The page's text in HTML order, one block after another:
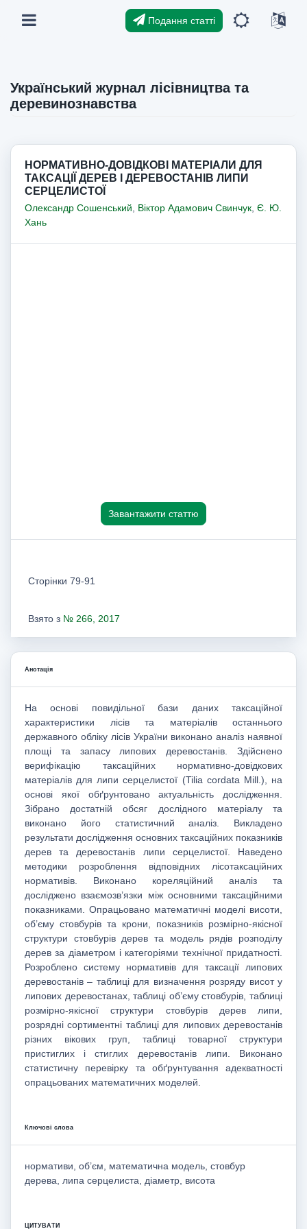
Подання статті
Український журнал лісівництва та
деревинознавства
НОРМАТИВНО-ДОВІДКОВІ МАТЕРІАЛИ ДЛЯ
ТАКСАЦІЇ ДЕРЕВ І ДЕРЕВОСТАНІВ ЛИПИ
СЕРЦЕЛИСТОЇ
Олександр Сошенський Віктор Адамович Свинчук Є. Ю.
Хань
Завантажити статтю
Сторінки 79-91
Взято з № 266, 2017
Анотація
На основі повидільної бази даних таксаційної
характеристики лісів та матеріалів останнього
державного обліку лісів України виконано аналіз наявної
площі та запасу липових деревостанів. Здійснено
верифікацію таксаційних нормативно-довідкових
матеріалів для липи серцелистої (Tilia cordata Mill.), на
основі якої обґрунтовано актуальність дослідження.
Зібрано достатній обсяг дослідного матеріалу та
виконано його статистичний аналіз. Викладено
результати дослідження основних таксаційних показників
дерев та деревостанів липи серцелистої. Наведено
методики розроблення відповідних лісотаксаційних
нормативів. Виконано кореляційний аналіз та
досліджено взаємозв’язки між основними таксаційними
показниками. Опрацьовано математичні моделі висоти,
об’єму стовбурів та крони, показників розмірно-якісної
структури стовбурів дерев та модель рядів розподілу
дерев за діаметром і категоріями технічної придатності.
Розроблено систему нормативів для таксації липових
деревостанів – таблиці для визначення розряду висот у
липових деревостанах, таблиці об’єму стовбурів, таблиці
розмірно-якісної структури стовбурів дерев липи,
розрядні сортиментні таблиці для липових деревостанів
різних вікових груп, таблиці товарної структури
пристиглих і стиглих деревостанів липи. Виконано
статистичну перевірку та обґрунтування адекватності
опрацьованих математичних моделей.
Ключові слова
нормативи, об’єм, математична модель, стовбур
дерева, липа серцелиста, діаметр, висота
ЦИТУВАТИ